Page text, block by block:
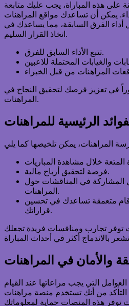
على هذه المباراة، يجب عليك متابعة
يمكن أن تساعدك مواقع المراهنات
الفرق السابقة، مما يساعدك في
اتخاذ القرار السليم.
تتبع الأداء السابق للفرق.
في تعزيز فرصك لتحقيق النجاح في
المراهنات.
الرئيسية للمراهنات
فرصة لتحقيق أرباح مالية.
المشاركة في المناقشات حول
المراهنات.
متعمقة تساعدك في تحسين
قراراتك.
توفر تجارب ومنافسات فريدة تجعلك
والأمان في المراهنات
التي يجب مراعاتها عند القيام
من أنك تستخدم منصة مراهنات
هذه المنصات حماية لمعلوماتك